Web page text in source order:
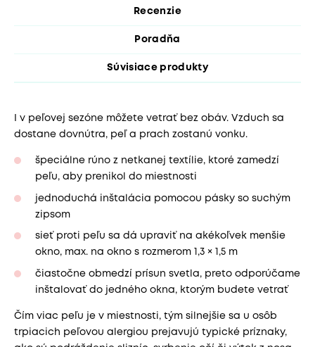
Recenzie
Poradňa
Súvisiace produkty
I v peľovej sezóne môžete vetrať bez obáv. Vzduch sa
dostane dovnútra, peľ a prach zostanú vonku.
špeciálne rúno z netkanej textílie, ktoré zamedzí
peľu, aby prenikol do miestnosti
jednoduchá inštalácia pomocou pásky so suchým
zipsom
sieť proti peľu sa dá upraviť na akékoľvek menšie
okno, max. na okno s rozmerom 1,3 × 1,5 m
čiastočne obmedzí prísun svetla, preto odporúčame
inštalovať do jedného okna, ktorým budete vetrať
Čím viac peľu je v miestnosti, tým silnejšie sa u osôb
trpiacich peľovou alergiou prejavujú typické príznaky,